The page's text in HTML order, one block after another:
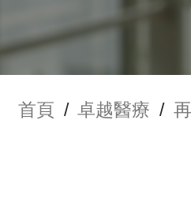
首頁 / 卓越醫療 /